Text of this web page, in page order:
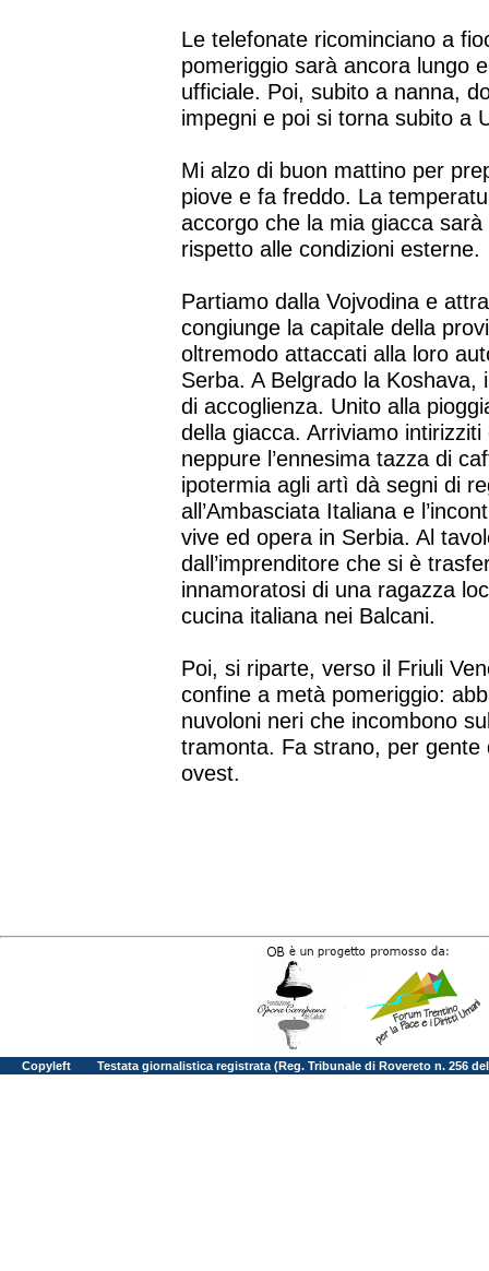
Le telefonate ricominciano a
pomeriggio sarà ancora lungo
ufficiale. Poi, subito a nanna,
impegni e poi si torna subito a
Mi alzo di buon mattino per
piove e fa freddo. La
accorgo che la mia giacca
rispetto alle condizioni esterne.
Partiamo dalla Vojvodina e
congiunge la capitale della
oltremodo attaccati alla loro
Serba. A Belgrado la
di accoglienza. Unito alla
della giacca. Arriviamo
neppure l’ennesima tazza di
ipotermia agli artì dà segni di
all’Ambasciata Italiana e
vive ed opera in Serbia. Al
dall’imprenditore che si è
innamoratosi di una ragazza
cucina italiana nei Balcani.
Poi, si riparte, verso il Friuli
confine a metà pomeriggio:
nuvoloni neri che incombono
tramonta. Fa strano, per
ovest.
Copyleft Testata giornalistica registrata (Reg. Tribunale di Rovereto n. 256